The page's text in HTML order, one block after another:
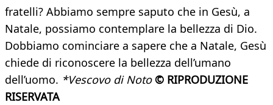
fratelli? Abbiamo sempre saputo che in Gesù, a
Natale, possiamo contemplare la bellezza di Dio.
Dobbiamo cominciare a sapere che a Natale, Gesù
chiede di riconoscere la bellezza dell’umano
dell’uomo. *Vescovo di Noto © RIPRODUZIONE
RISERVATA